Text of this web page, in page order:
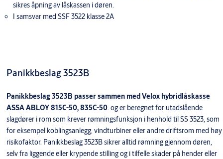
sikres åpning av låskassen i døren.
I samsvar med SSF 3522 klasse 2A
Panikkbeslag 3523B
Panikkbeslag 3523B passer sammen med Velox hybridlåskasse
ASSA ABLOY 815C-50, 835C-50. og er beregnet for utadslående
slagdører i rom som krever rømningsfunksjon i henhold til SS 3523, som
for eksempel koblingsanlegg, vindturbiner eller andre driftsrom med høy
risikofaktor. Panikkbeslag 3523B sikrer alltid rømning gjennom døren,
selv fra liggende eller krypende stilling og i tilfelle skader på hender eller